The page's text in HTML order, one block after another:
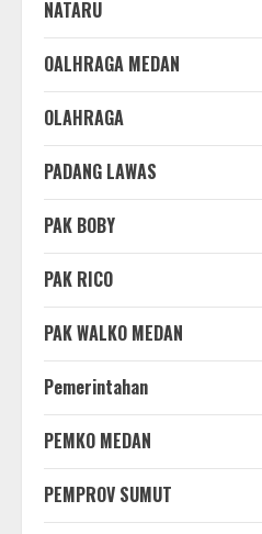
NATARU
OALHRAGA MEDAN
OLAHRAGA
PADANG LAWAS
PAK BOBY
PAK RICO
PAK WALKO MEDAN
Pemerintahan
PEMKO MEDAN
PEMPROV SUMUT